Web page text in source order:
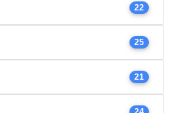
22
25
21